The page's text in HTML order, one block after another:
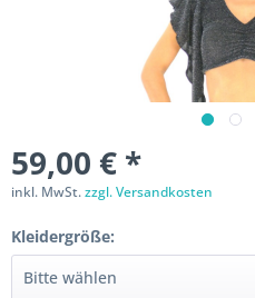
59,00 € *
inkl. MwSt.zzgl. Versandkosten
Kleidergröße: